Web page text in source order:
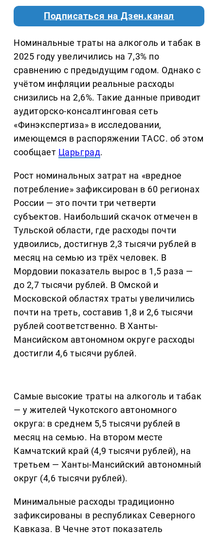
Подписаться на Дзен.канал
Номинальные траты на алкоголь и табак в
2025 году увеличились на 7,3% по
сравнению с предыдущим годом. Однако с
учётом инфляции реальные расходы
снизились на 2,6%. Такие данные приводит
аудиторско-консалтинговая сеть
«Финэкспертиза» в исследовании,
имеющемся в распоряжении ТАСС. об этом
сообщает Царьград.
Рост номинальных затрат на «вредное
потребление» зафиксирован в 60 регионах
России — это почти три четверти
субъектов. Наибольший скачок отмечен в
Тульской области, где расходы почти
удвоились, достигнув 2,3 тысячи рублей в
месяц на семью из трёх человек. В
Мордовии показатель вырос в 1,5 раза —
до 2,7 тысячи рублей. В Омской и
Московской областях траты увеличились
почти на треть, составив 1,8 и 2,6 тысячи
рублей соответственно. В Ханты-
Мансийском автономном округе расходы
достигли 4,6 тысячи рублей.
Самые высокие траты на алкоголь и табак
— у жителей Чукотского автономного
округа: в среднем 5,5 тысячи рублей в
месяц на семью. На втором месте
Камчатский край (4,9 тысячи рублей), на
третьем — Ханты-Мансийский автономный
округ (4,6 тысячи рублей).
Минимальные расходы традиционно
зафиксированы в республиках Северного
Кавказа. В Чечне этот показатель